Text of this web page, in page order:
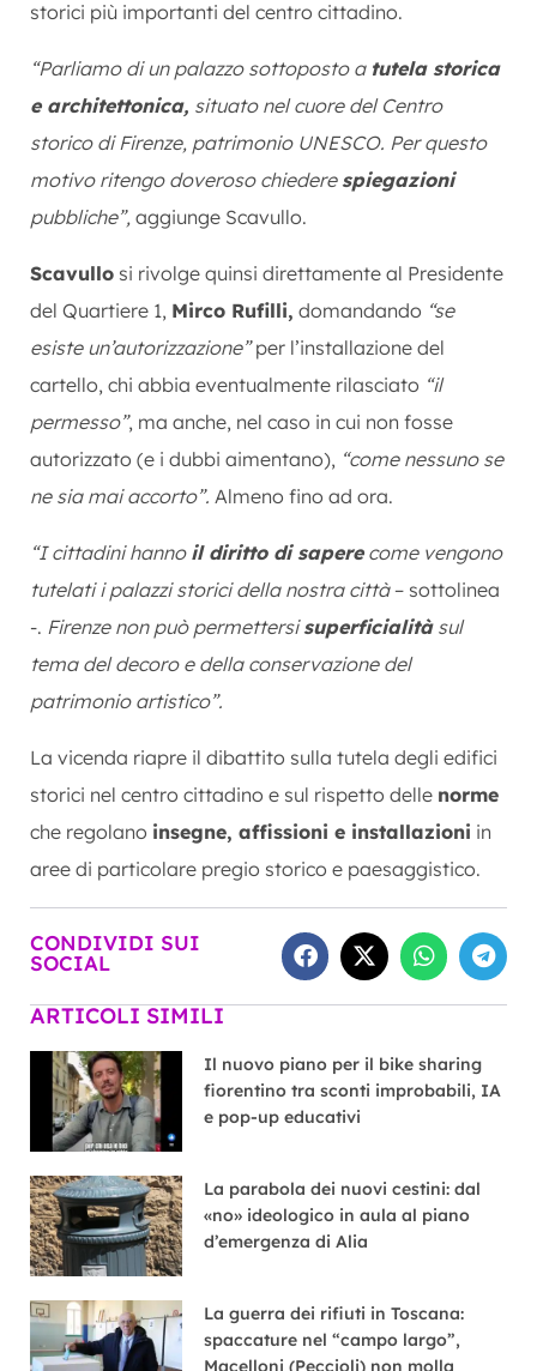
storici più importanti del centro cittadino.
“Parliamo di un palazzo sottoposto a tutela storica
e architettonica, situato nel cuore del Centro
storico di Firenze, patrimonio UNESCO. Per questo
motivo ritengo doveroso chiederespiegazioni
pubbliche”, aggiunge Scavullo.
Scavullo si rivolge quinsi direttamente al Presidente
del Quartiere 1, Mirco Rufilli, domandando “se
esiste un’autorizzazione”per l’installazione del
cartello, chi abbia eventualmente rilasciato “il
permesso”, ma anche, nel caso in cui non fosse
autorizzato (e i dubbi aimentano), “come nessuno se
ne sia mai accorto”. Almeno fino ad ora.
“I cittadini hanno il diritto di saperecome vengono
tutelati i palazzi storici della nostra città– sottolinea
-. Firenze non può permettersisuperficialitàsul
tema del decoro e della conservazione del
patrimonio artistico”.
La vicenda riapre il dibattito sulla tutela degli edifici
storici nel centro cittadino e sul rispetto delle norme
che regolano insegne, affissioni e installazioni in
aree di particolare pregio storico e paesaggistico.
CONDIVIDI SUI
SOCIAL
ARTICOLI SIMILI
Il nuovo piano per il bike sharing
fiorentino tra sconti improbabili, IA
e pop-up educativi
La parabola dei nuovi cestini: dal
«no» ideologico in aula al piano
d’emergenza di Alia
La guerra dei rifiuti in Toscana:
spaccature nel “campo largo”,
Macelloni (Peccioli) non molla